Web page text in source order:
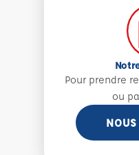
Pour prendre
ou